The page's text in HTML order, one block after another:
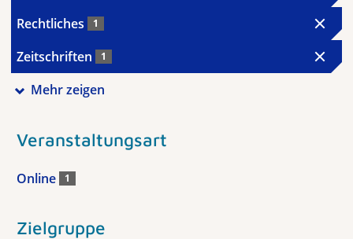
Rechtliches 1
Zeitschriften 1
Mehr zeigen
Veranstaltungsart
Online 1
Zielgruppe